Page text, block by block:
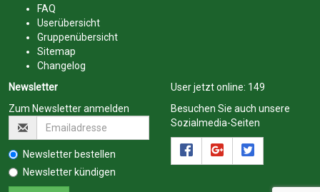
FAQ
Userübersicht
Gruppenübersicht
Sitemap
Changelog
Newsletter
Zum Newsletter anmelden
Newsletter bestellen
Newsletter kündigen
User jetzt online: 149
Besuchen Sie auch unsere
Sozialmedia-Seiten